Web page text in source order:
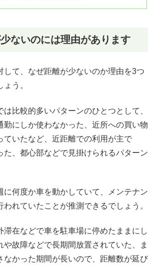
ないのには理由があります
して、なぜ距離が少ないのか理由を3つ
う。
比較的多いパターンのひとつとして、
勤にしか使わなかった、近所への買い物
ていたなど、近距離での利用が主で
た、都心部などで見掛けられるパターン
に何度か車を動かしていて、メンテナン
われていたことが推測できるでしょう。
滞在などで車を駐車場に停めたままにし
や故障などで長期間放置されていた、ま
なかった期間が長いので、距離数が延び